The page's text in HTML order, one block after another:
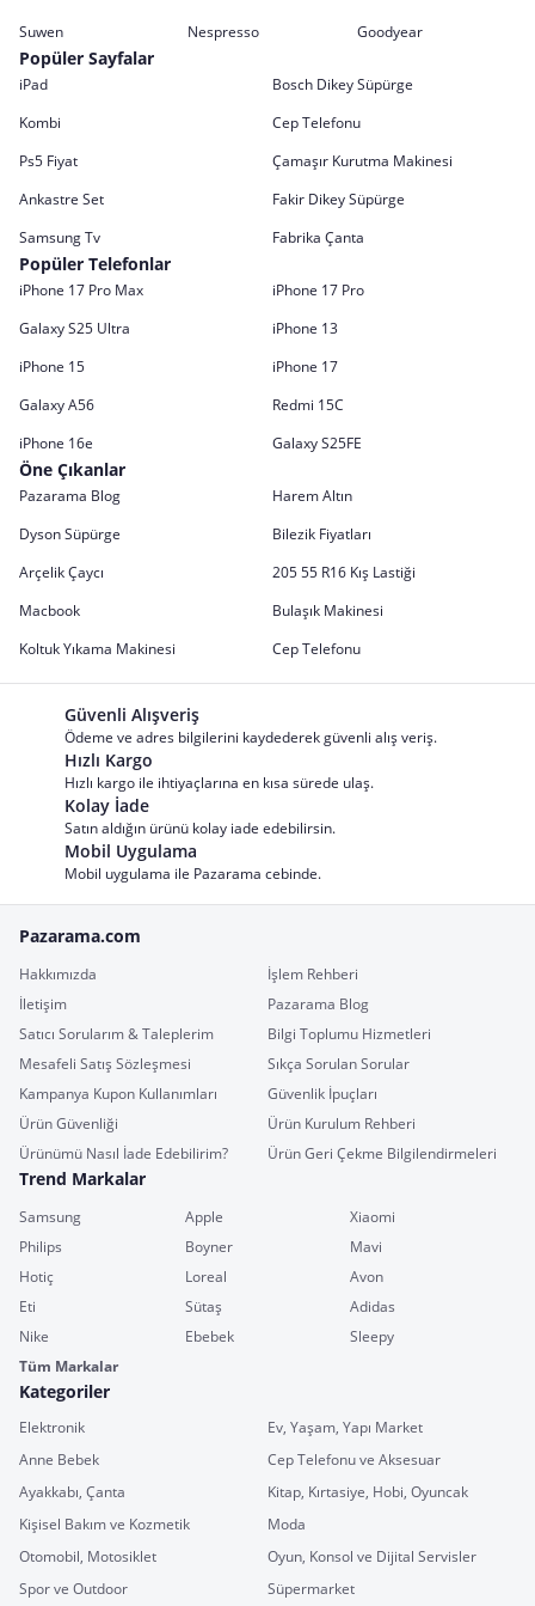
Suwen
Nespresso Goodyear
Popüler Sayfalar
iPad
Bosch Dikey Süpürge
Kombi
Cep Telefonu
Ps5 Fiyat
Çamaşır Kurutma Makinesi
Ankastre Set
Fakir Dikey Süpürge
Samsung Tv
Fabrika Çanta
Popüler Telefonlar
iPhone 17 Pro Max
iPhone 17 Pro
Galaxy S25 Ultra
iPhone 13
iPhone 15
iPhone 17
Galaxy A56
Redmi 15C
iPhone 16e
Galaxy S25FE
Öne Çıkanlar
Pazarama Blog
Harem Altın
Dyson Süpürge
Bilezik Fiyatları
Arçelik Çaycı
205 55 R16 Kış Lastiği
Macbook
Bulaşık Makinesi
Koltuk Yıkama Makinesi
Cep Telefonu
Güvenli Alışveriş
Ödeme ve adres bilgilerini kaydederek güvenli alış veriş.
Hızlı Kargo
Hızlı kargo ile ihtiyaçlarına en kısa sürede ulaş.
Kolay İade
Satın aldığın ürünü kolay iade edebilirsin.
Mobil Uygulama
Mobil uygulama ile Pazarama cebinde.
Pazarama.com
Hakkımızda
İşlem Rehberi
İletişim
Pazarama Blog
Satıcı Sorularım & Taleplerim
Bilgi Toplumu Hizmetleri
Mesafeli Satış Sözleşmesi
Sıkça Sorulan Sorular
Kampanya Kupon Kullanımları
Güvenlik İpuçları
Ürün Güvenliği
Ürün Kurulum Rehberi
Ürünümü Nasıl İade Edebilirim?
Ürün Geri Çekme Bilgilendirmeleri
Trend Markalar
Samsung Apple
Xiaomi
Philips
Boyner
Mavi
Hotiç
Loreal
Avon
Eti
Sütaş
Adidas
Nike
Ebebek
Sleepy
Tüm Markalar
Kategoriler
Elektronik
Ev, Yaşam, Yapı Market
Anne Bebek
Cep Telefonu ve Aksesuar
Ayakkabı, Çanta
Kitap, Kırtasiye, Hobi, Oyuncak
Kişisel Bakım ve Kozmetik
Moda
Otomobil, Motosiklet
Oyun, Konsol ve Dijital Servisler
Spor ve Outdoor
Süpermarket